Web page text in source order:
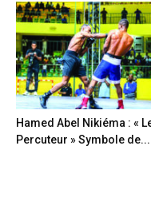
Hamed Abel Nikiéma : «
Percuteur » Symbole de...